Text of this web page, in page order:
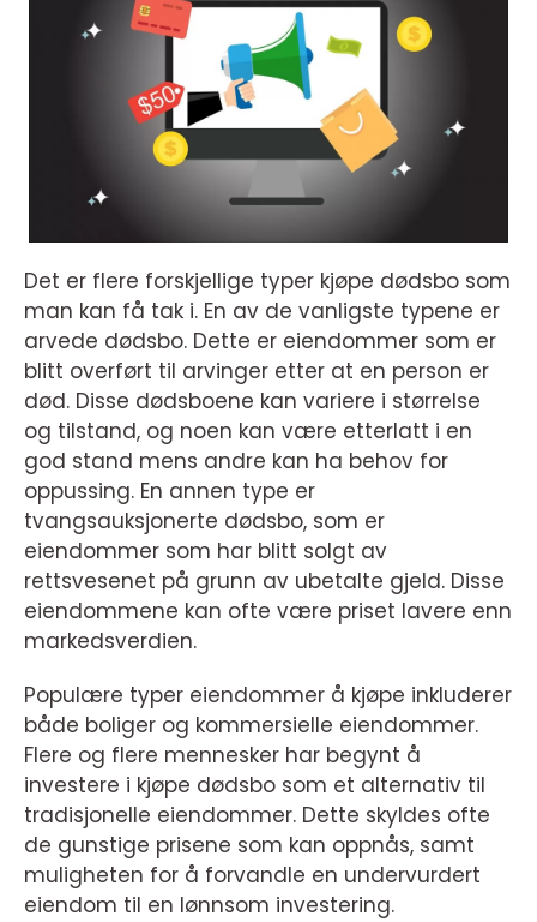
Det er flere forskjellige typer kjøpe dødsbo som
man kan få tak i. En av de vanligste typene er
arvede dødsbo. Dette er eiendommer som er
blitt overført til arvinger etter at en person er
død. Disse dødsboene kan variere i størrelse
og tilstand, og noen kan være etterlatt i en
god stand mens andre kan ha behov for
oppussing. En annen type er
tvangsauksjonerte dødsbo, som er
eiendommer som har blitt solgt av
rettsvesenet på grunn av ubetalte gjeld. Disse
eiendommene kan ofte være priset lavere enn
markedsverdien.
Populære typer eiendommer å kjøpe inkluderer
både boliger og kommersielle eiendommer.
Flere og flere mennesker har begynt å
investere i kjøpe dødsbo som et alternativ til
tradisjonelle eiendommer. Dette skyldes ofte
de gunstige prisene som kan oppnås, samt
muligheten for å forvandle en undervurdert
eiendom til en lønnsom investering.